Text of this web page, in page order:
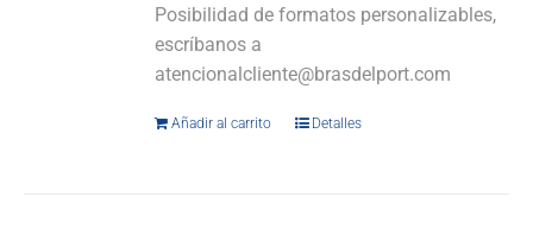
Posibilidad de formatos personalizables,
escríbanos a
atencionalcliente@brasdelport.com
Añadir al carrito Detalles